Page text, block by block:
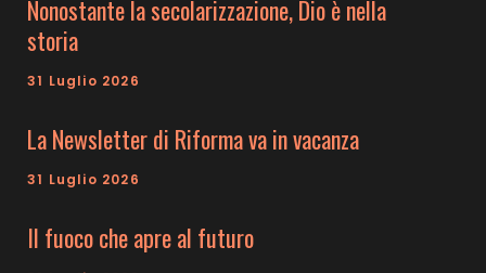
Nonostante la secolarizzazione, Dio è nella
storia
31 Luglio 2026
La Newsletter di Riforma va in vacanza
31 Luglio 2026
Il fuoco che apre al futuro